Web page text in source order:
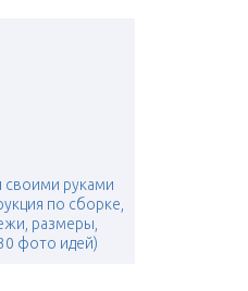
своими руками
по сборке,
размеры,
фото идей)